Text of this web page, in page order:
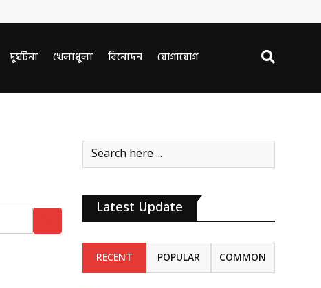
দুর্ঘটনা খেলাধুলা বিনোদন যোগাযোগ
Latest Update
RECENT POPULAR COMMON